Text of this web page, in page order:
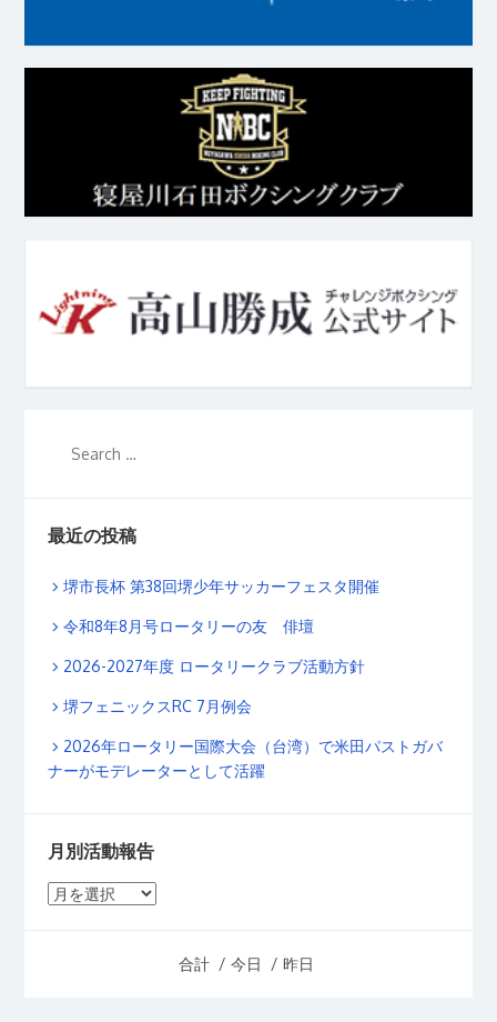
最近の投稿
堺市長杯 第38回堺少年サッカーフェスタ開催
令和8年8月号ロータリーの友 俳壇
2026-2027年度 ロータリークラブ活動方針
堺フェニックスRC 7月例会
2026年ロータリー国際大会（台湾）で米田パストガバ
ナーがモデレーターとして活躍
月別活動報告
月
合計 / 今日 / 昨日